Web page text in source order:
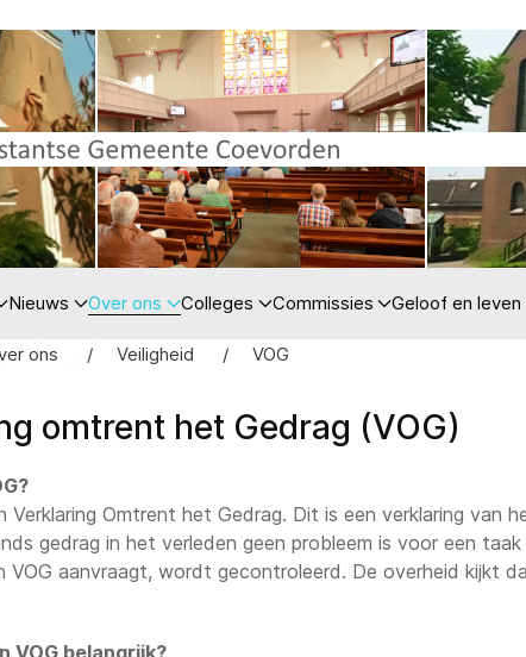
Nieuws Over ons Colleges Commissies Geloof en leven
ons Veiligheid VOG
omtrent het Gedrag (VOG)
Verklaring Omtrent het Gedrag. Dit is een verklaring van
gedrag in het verleden geen probleem is voor een
VOG aanvraagt, wordt gecontroleerd. De overheid kijkt
VOG belangrijk?